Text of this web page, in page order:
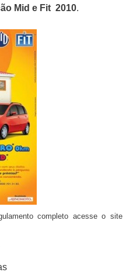
Mid e Fit 2010.
completo acesse o site